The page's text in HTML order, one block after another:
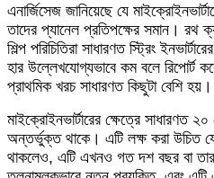
এনার্জিসেজ জানিয়েছে যে
তাদের প্যানেল প্রতিপক্ষের সমান। রথ
শিল্প পরিচিতিরা সাধারণত স্ট্রিং
হার উল্লেখযোগ্যভাবে কম বলে রিপোর্ট
প্রাথমিক খরচ সাধারণত কিছুটা বেশি হয়।
মাইক্রোইনভার্টারের ক্ষেত্রে সাধারণত ২০
অন্তর্ভুক্ত থাকে। এটি লক্ষ করা উচিত যে
থাকলেও, এটি এখনও গত দশ বছর বা